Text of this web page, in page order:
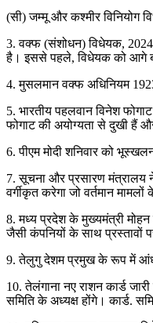
(सी) जम्मू और कश्मीर विनियोग
3. वक्फ (संशोधन) विधेयक,
है। इससे पहले, विधेयक को आगे
4. मुसलमान वक्फ अधिनियम
5. भारतीय पहलवान विनेश
फोगाट की अयोग्यता से दुखी हैं
6. पीएम मोदी शनिवार को
7. सूचना और प्रसारण मंत्रालय ने
वर्गीकृत करेगा जो वर्तमान
8. मध्य प्रदेश के मुख्यमंत्री
जैसी कंपनियों के साथ प्रस्तावों
9. तेलुगु देशम प्रमुख के रूप में आंध्र
10. तेलंगाना नए राशन कार्ड
समिति के अध्यक्ष होंगे। कार्ड.